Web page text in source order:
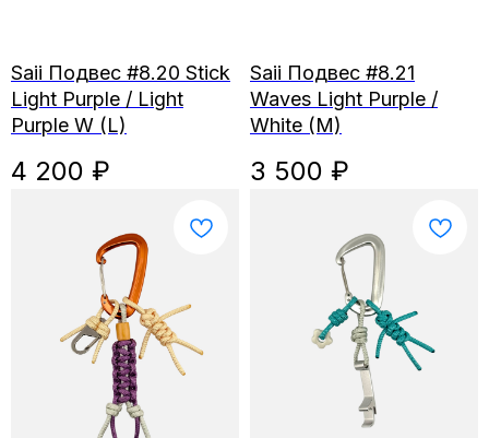
Saii Подвес #8.20 Stick
Light Purple / Light
Purple W (L)
4 200 ₽
Saii Подвес #8.21
Waves Light Purple /
White (M)
3 500 ₽